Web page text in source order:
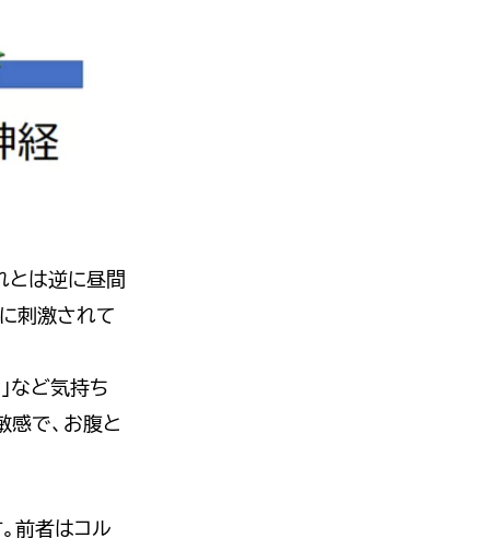
とは逆に昼間
刺激されて
など気持ち
感で、お腹と
前者はコル